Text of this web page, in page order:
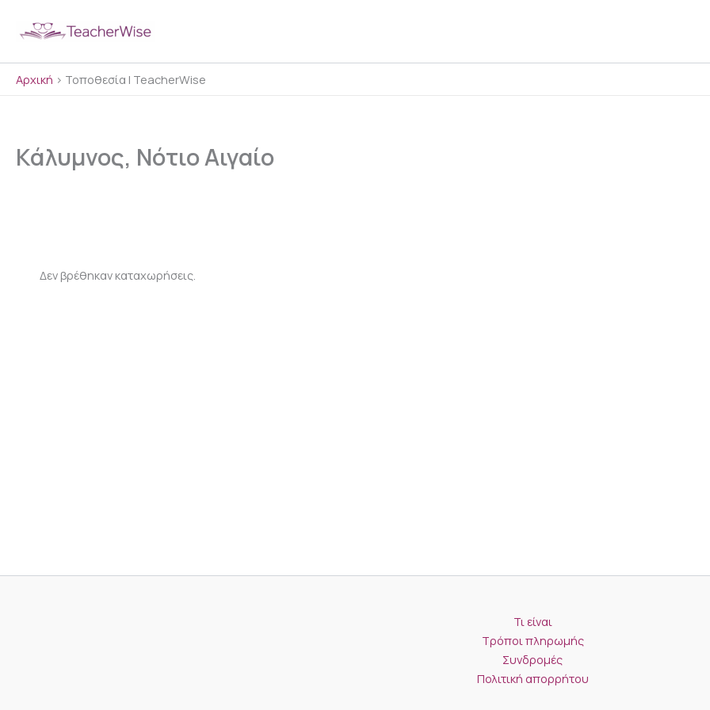
Αρχική > Τοποθεσία | TeacherWise
Κάλυμνος, Νότιο Αιγαίο
Δεν βρέθηκαν καταχωρήσεις.
Τι είναι
Τρόποι πληρωμής
Συνδρομές
Πολιτική απορρήτου